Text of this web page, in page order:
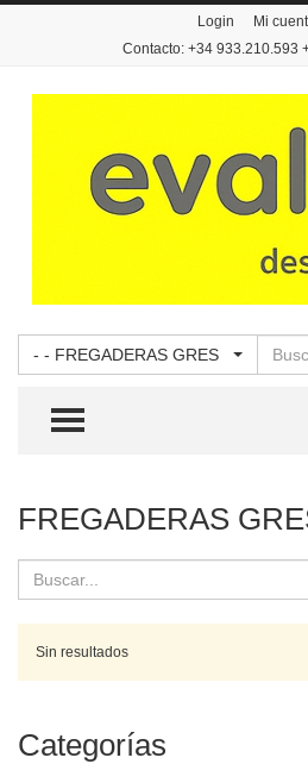
Login
Mi
Contacto: +34 933.210.593
- - FREGADERAS GRES
TOGGLE MENU
FREGADERAS
Sin resultados
Categorías